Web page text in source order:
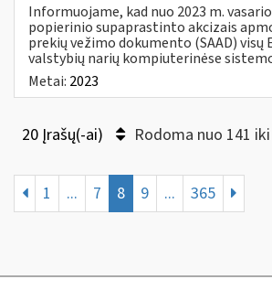
Informuojame, kad nuo 2023 m.
popierinio supaprastinto akcizais
prekių vežimo dokumento (SAAD) visų
valstybių narių kompiuterinėse
Metai: 2023
20 Įrašų(-ai) Rodoma nuo 141
1 ... 7 8 9 ... 365